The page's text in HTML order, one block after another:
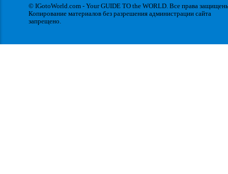
© IGotoWorld.com - Your GUIDE TO the WORLD. Все права
Копирование материалов без разрешения администрации сайта
запрещено.